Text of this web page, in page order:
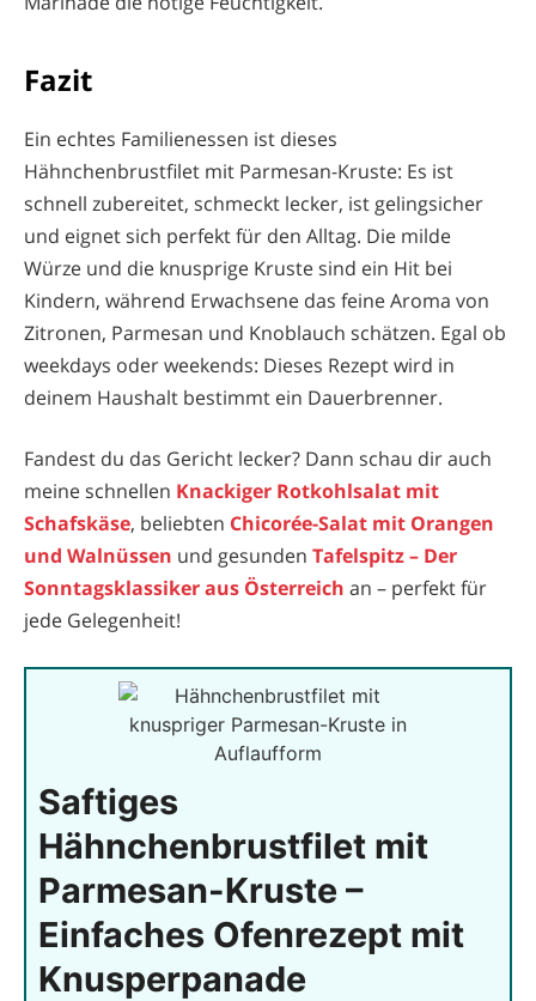
Fazit
Ein echtes Familienessen ist dieses
Hähnchenbrustfilet mit Parmesan-Kruste: Es ist
schnell zubereitet, schmeckt lecker, ist gelingsicher
und eignet sich perfekt für den Alltag. Die milde
Würze und die knusprige Kruste sind ein Hit bei
Kindern, während Erwachsene das feine Aroma von
Zitronen, Parmesan und Knoblauch schätzen. Egal ob
weekdays oder weekends: Dieses Rezept wird in
deinem Haushalt bestimmt ein Dauerbrenner.
Fandest du das Gericht lecker? Dann schau dir auch
meine schnellen Knackiger Rotkohlsalat mit
Schafskäse, beliebten Chicorée-Salat mit Orangen
und Walnüssen und gesunden Tafelspitz – Der
Sonntagsklassiker aus Österreich an – perfekt für
jede Gelegenheit!
Saftiges
Hähnchenbrustfilet mit
Parmesan-Kruste –
Einfaches Ofenrezept mit
Knusperpanade